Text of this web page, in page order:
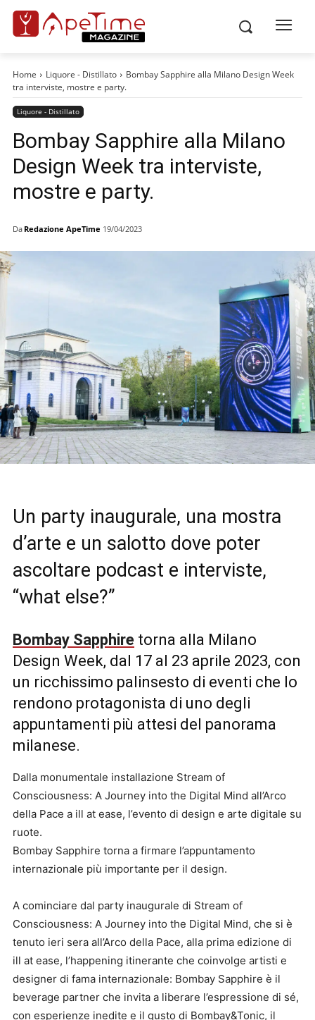
Home Liquore - Distillato
Bombay Sapphire alla Milano Design Week
tra interviste, mostre e party.
Liquore - Distillato
Bombay Sapphire alla Milano
Design Week tra interviste,
mostre e party.
Da Redazione ApeTime 19/04/2023
Un party inaugurale, una mostra
d’arte e un salotto dove poter
ascoltare podcast e interviste,
“what else?”
Bombay Sapphire torna alla Milano
Design Week, dal 17 al 23 aprile 2023, con
un ricchissimo palinsesto di eventi che lo
rendono protagonista di uno degli
appuntamenti più attesi del panorama
milanese.
Dalla monumentale installazione Stream of
Consciousness: A Journey into the Digital Mind all’Arco
della Pace a ill at ease, l’evento di design e arte digitale su
ruote.
Bombay Sapphire torna a firmare l’appuntamento
internazionale più importante per il design.
A cominciare dal party inaugurale di Stream of
Consciousness: A Journey into the Digital Mind, che si è
tenuto ieri sera all’Arco della Pace, alla prima edizione di
ill at ease, l’happening itinerante che coinvolge artisti e
designer di fama internazionale: Bombay Sapphire è il
beverage partner che invita a liberare l’espressione di sé,
con esperienze inedite e il gusto di Bombay&Tonic, il